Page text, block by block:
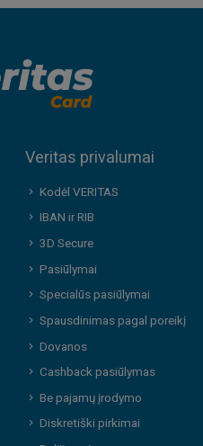
Veritas privalumai
Kodėl VERITAS
IBAN ir RIB
3D Secure
Pasiūlymai
Specialūs pasiūlymai
Spausdinimas pagal poreikį
Dovanos
Cashback pasiūlymas
Be pajamų įrodymo
Diskretiški pirkimai